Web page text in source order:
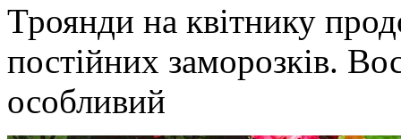
Троянди на квітнику
постійних заморозків.
особливий